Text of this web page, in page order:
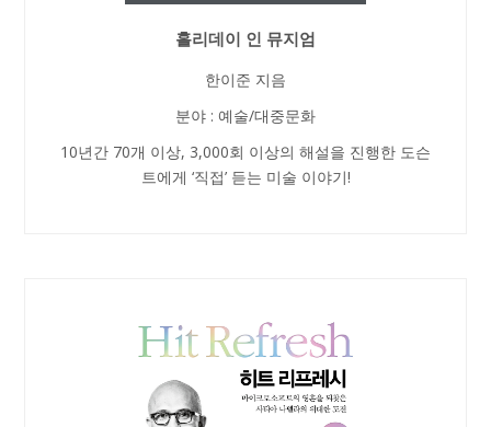
홀리데이 인 뮤지엄
한이준 지음
분야 : 예술/대중문화
10년간 70개 이상, 3,000회 이상의 해설을 진행한 도슨
트에게 ‘직접’ 듣는 미술 이야기!